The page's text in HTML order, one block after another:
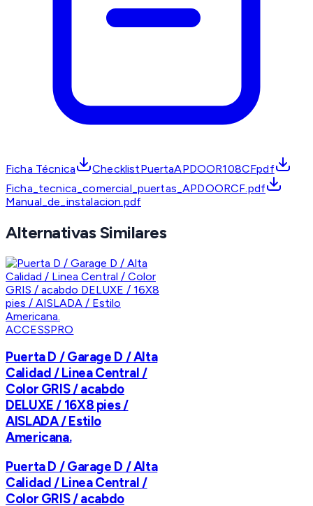
Ficha Técnica
ChecklistPuertaAPDOOR108CFpdf
Ficha_tecnica_comercial_puertas_APDOORCF.pdf
Manual_de_instalacion.pdf
Alternativas Similares
ACCESSPRO
Puerta D / Garage D / Alta
Calidad / Linea Central /
Color GRIS / acabdo
DELUXE / 16X8 pies /
AISLADA / Estilo
Americana.
Puerta D / Garage D / Alta
Calidad / Linea Central /
Color GRIS / acabdo